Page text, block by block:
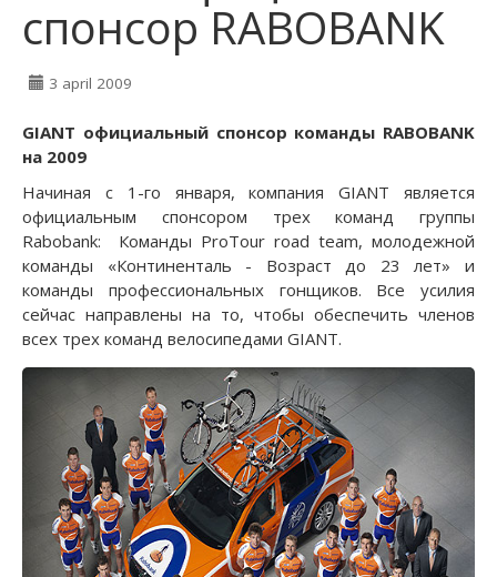
спонсор RABOBANK
3 april 2009
GIANT официальный спонсор команды RABOBANK
на 2009
Начиная с 1-го января, компания GIANT является
официальным спонсором трех команд группы
Rabobank: Команды ProTour road team, молодежной
команды «Континенталь - Возраст до 23 лет» и
команды профессиональных гонщиков. Все усилия
сейчас направлены на то, чтобы обеспечить членов
всех трех команд велосипедами GIANT.